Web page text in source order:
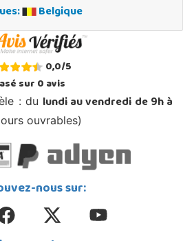
Belgique
0,0/5
sur0avis
: du lundi au vendredi de 9h à
ouvrables)
nous sur: